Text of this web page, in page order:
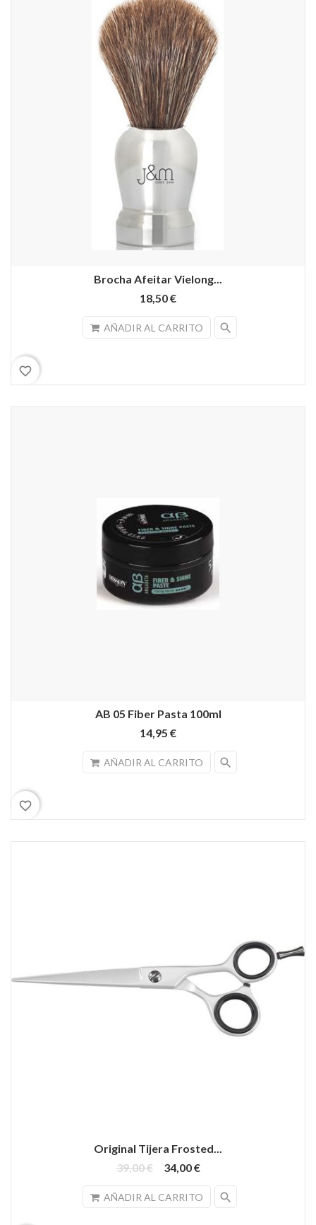
Brocha Afeitar Vielong...
18,50 €
AÑADIR AL CARRITO search
favorite_border
AB 05 Fiber Pasta 100ml
14,95 €
AÑADIR AL CARRITO search
favorite_border
Original Tijera Frosted...
39,00 €
34,00 €
AÑADIR AL CARRITO search